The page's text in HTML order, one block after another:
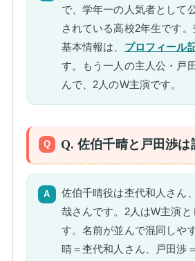
で、学年一の人気者として
されている高校2年生です
基本情報は、 プロフィール
す。もう一人の主人公・戸
んで、2人のW主演です。
Q. 佐伯千晴と戸田渉は
佐伯千晴役は杢代和人さん、
哉さんです。2人はW主演と
す。名前が並んで混同しや
晴＝杢代和人さん、戸田渉